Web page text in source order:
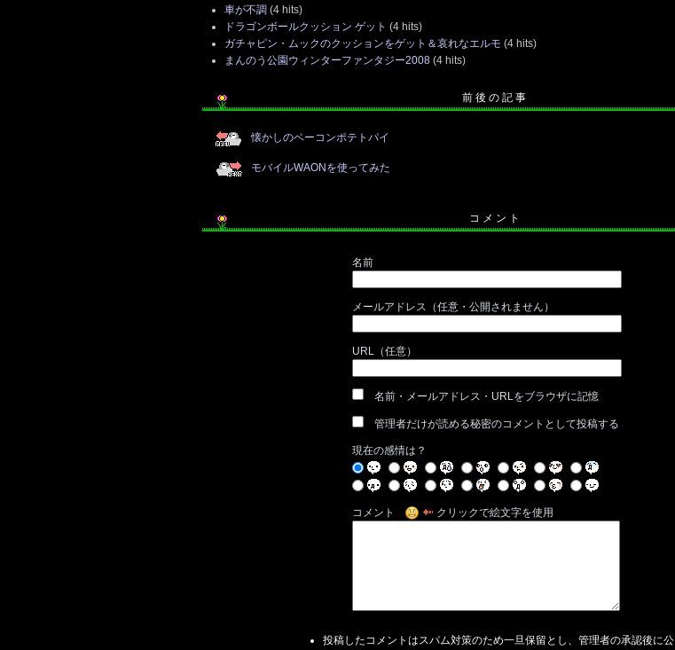
車が不調 (4 hits)
ドラゴンボールクッション ゲット (4 hits)
ガチャピン・ムックのクッションをゲット＆哀れなエルモ (4 hits)
まんのう公園ウィンターファンタジー2008 (4 hits)
前 後 の 記 事
懐かしのベーコンポテトパイ
モバイルWAONを使ってみた
コ メ ン ト
名前
メールアドレス（任意・公開されません）
URL（任意）
名前・メールアドレス・URLをブラウザに記憶
管理者だけが読める秘密のコメントとして投稿する
現在の感情は？
コメント クリックで絵文字を使用
投稿したコメントはスパム対策のため一旦保留とし、管理者の承認後に公